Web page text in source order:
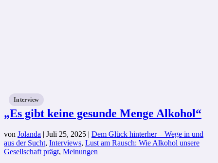
Interview
„Es gibt keine gesunde Menge Alkohol“
von Jolanda | Juli 25, 2025 | Dem Glück hinterher – Wege in und
aus der Sucht, Interviews, Lust am Rausch: Wie Alkohol unsere
Gesellschaft prägt, Meinungen